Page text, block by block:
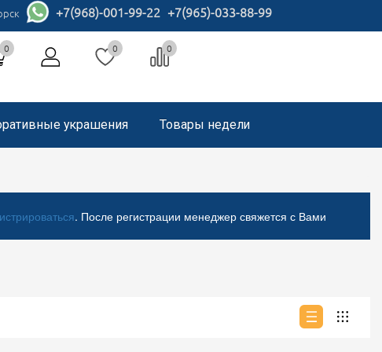
+7(968)-001-99-22 +7(965)-033-88-99
0 0 0
украшения Товары недели
. После регистрации менеджер свяжется с Вами